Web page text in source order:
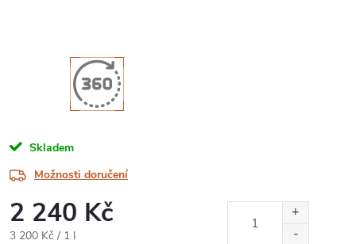
Skladem
Možnosti doručení
2 240 Kč
Měrná
3 200 Kč / 1 l